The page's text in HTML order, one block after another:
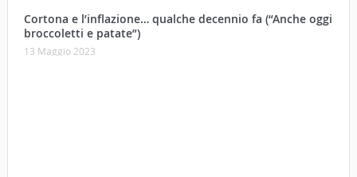
Cortona e l’inflazione… qualche decennio fa (“Anche oggi
broccoletti e patate”)
13 Maggio 2023